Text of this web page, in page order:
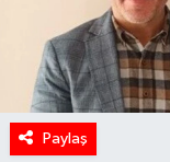
Paylaş